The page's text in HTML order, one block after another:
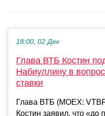
18:00, 02 Дек
Глава ВТБ Костин
Набиуллину в
ставки
Глава ВТБ (MOEX:
Костин заявил, что «до